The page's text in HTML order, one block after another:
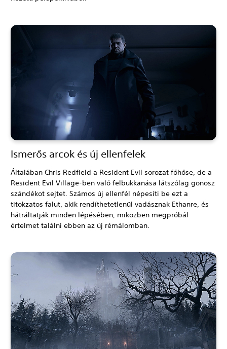
Ismerős arcok és új ellenfelek
Általában Chris Redfield a Resident Evil sorozat főhőse, de a
Resident Evil Village-ben való felbukkanása látszólag gonosz
szándékot sejtet. Számos új ellenfél népesíti be ezt a
titokzatos falut, akik rendíthetetlenül vadásznak Ethanre, és
hátráltatják minden lépésében, miközben megpróbál
értelmet találni ebben az új rémálomban.